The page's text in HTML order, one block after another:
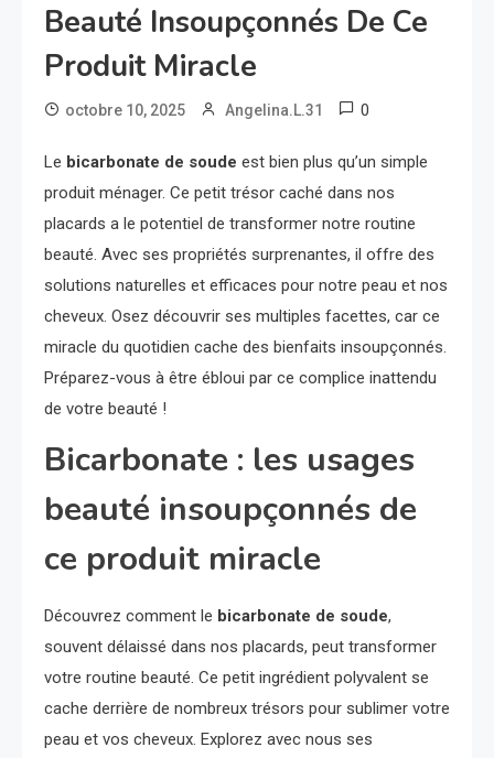
Beauté Insoupçonnés De Ce
Produit Miracle
octobre 10, 2025 Angelina.L.31 0
Le bicarbonate de soude est bien plus qu’un simple
produit ménager. Ce petit trésor caché dans nos
placards a le potentiel de transformer notre routine
beauté. Avec ses propriétés surprenantes, il offre des
solutions naturelles et efficaces pour notre peau et nos
cheveux. Osez découvrir ses multiples facettes, car ce
miracle du quotidien cache des bienfaits insoupçonnés.
Préparez-vous à être ébloui par ce complice inattendu
de votre beauté !
Bicarbonate : les usages
beauté insoupçonnés de
ce produit miracle
Découvrez comment le bicarbonate de soude,
souvent délaissé dans nos placards, peut transformer
votre routine beauté. Ce petit ingrédient polyvalent se
cache derrière de nombreux trésors pour sublimer votre
peau et vos cheveux. Explorez avec nous ses